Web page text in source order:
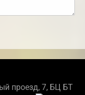
проезд, 7, БЦ БТ